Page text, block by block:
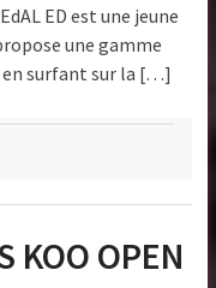
ED est une jeune
une gamme
surfant sur la […]
KOO OPEN